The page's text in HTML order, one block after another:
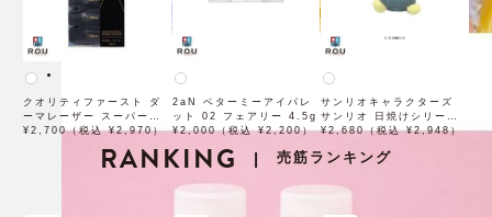
クオリティファースト ダ
ーマレーザー スーパーブ
ラックVC1ショット 28個
¥2,700（税込 ¥2,970）
2aN ベターミーアイパレ
ット 02 フェアリー 4.5g
¥2,000（税込 ¥2,200）
サンリオキャラクターズ
サンリオ 日焼けシリーズ
ぬいぐるみ シナモロール
¥2,680（税込 ¥2,948）
RANKING | 売筋ランキング